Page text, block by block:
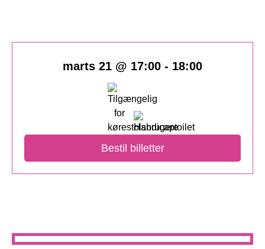
marts 21 @ 17:00 - 18:00
Bestil billetter